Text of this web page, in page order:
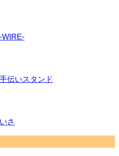
WIRE-
伝いスタンド
さ